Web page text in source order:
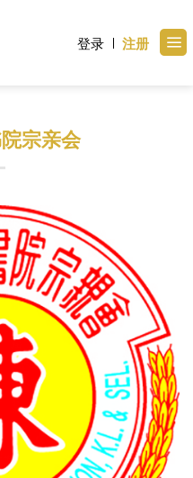
登录 注册
宗亲会